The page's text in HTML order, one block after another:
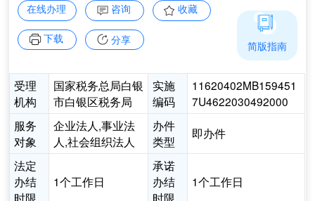
在线办理 咨询 收藏
下载 分享
受理
机构
国家税务总局白银
市白银区税务局
实施
编码
11620402MB159451
7U4622030492000
服务
对象
企业法人,事业法
人,社会组织法人
办件
类型
即办件
法定
办结
时限
1个工作日
承诺
办结
时限
1个工作日
简版指南